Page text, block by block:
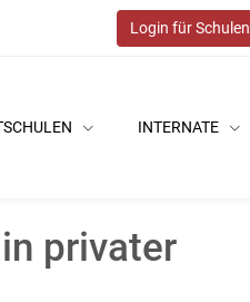
Login für Schulen
INTERNATE
privater